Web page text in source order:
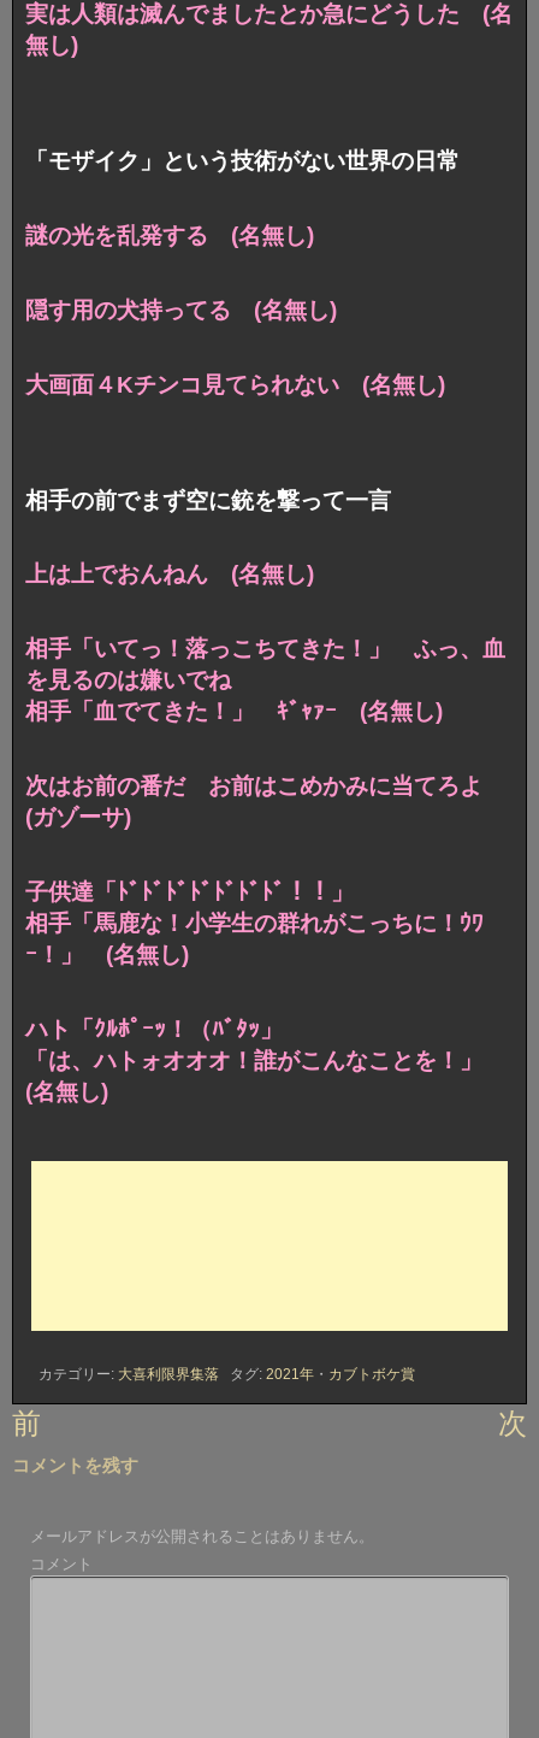
実は人類は滅んでましたとか急にどうした (名
無し)
「モザイク」という技術がない世界の日常
謎の光を乱発する (名無し)
隠す用の犬持ってる (名無し)
大画面４Kチンコ見てられない (名無し)
相手の前でまず空に銃を撃って一言
上は上でおんねん (名無し)
相手「いてっ！落っこちてきた！」 ふっ、血
を見るのは嫌いでね
相手「血でてきた！」 ｷﾞｬｧｰ (名無し)
次はお前の番だ お前はこめかみに当てろよ
(ガゾーサ)
子供達「ﾄﾞﾄﾞﾄﾞﾄﾞﾄﾞﾄﾞﾄﾞ！！」
相手「馬鹿な！小学生の群れがこっちに！ｳﾜ
ｰ！」 (名無し)
ハト「ｸﾙﾎﾟｰｯ！（ﾊﾞﾀｯ」
「は、ハトォオオオ！誰がこんなことを！」
(名無し)
カテゴリー: 大喜利限界集落 タグ: 2021年 ・ カブトボケ賞
投
ナ
ゲ
ー
前 次
コメントを残す
メールアドレスが公開されることはありません。
コメント